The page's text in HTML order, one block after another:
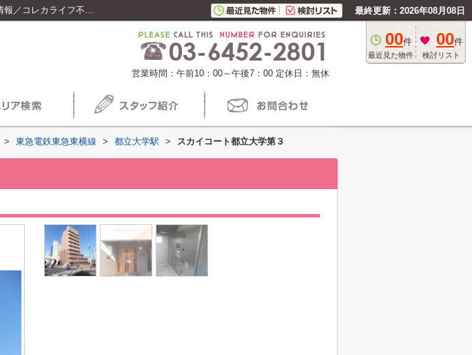
スカイコート都立大学第３の最新賃貸空室確認ページ／中目黒・恵比寿の賃貸情報／コレカライフ不動産 最終更新：2026年08月08日
00件
最近見た物件
00件
検討リスト
営業時間：午前10：00～午後7：00 定休日：無休
> 東急電鉄東急東横線 > 都立大学駅 > スカイコート都立大学第３